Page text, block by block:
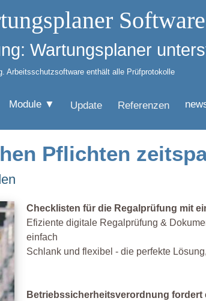
Software
Wartungsplaner
Arbeitsschutzsoftware enthält alle Prüfprotokolle
Module ▼ Update Referenzen
Pflichten
Checklisten für die Regalprüfung mit
Efiziente digitale Regalprüfung &
einfach
Schlank und flexibel - die perfekte
Betriebssicherheitsverordnung